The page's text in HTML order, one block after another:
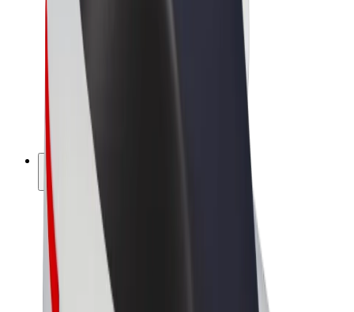
Bolt Market
Bolt Food
Bolt Drive
Bolt for Business
Bicicletas
Bolt Plus
Ganhe com a Bolt
Motoristas
Ganhos de motorista
Estafetas
Ganhos de estafeta